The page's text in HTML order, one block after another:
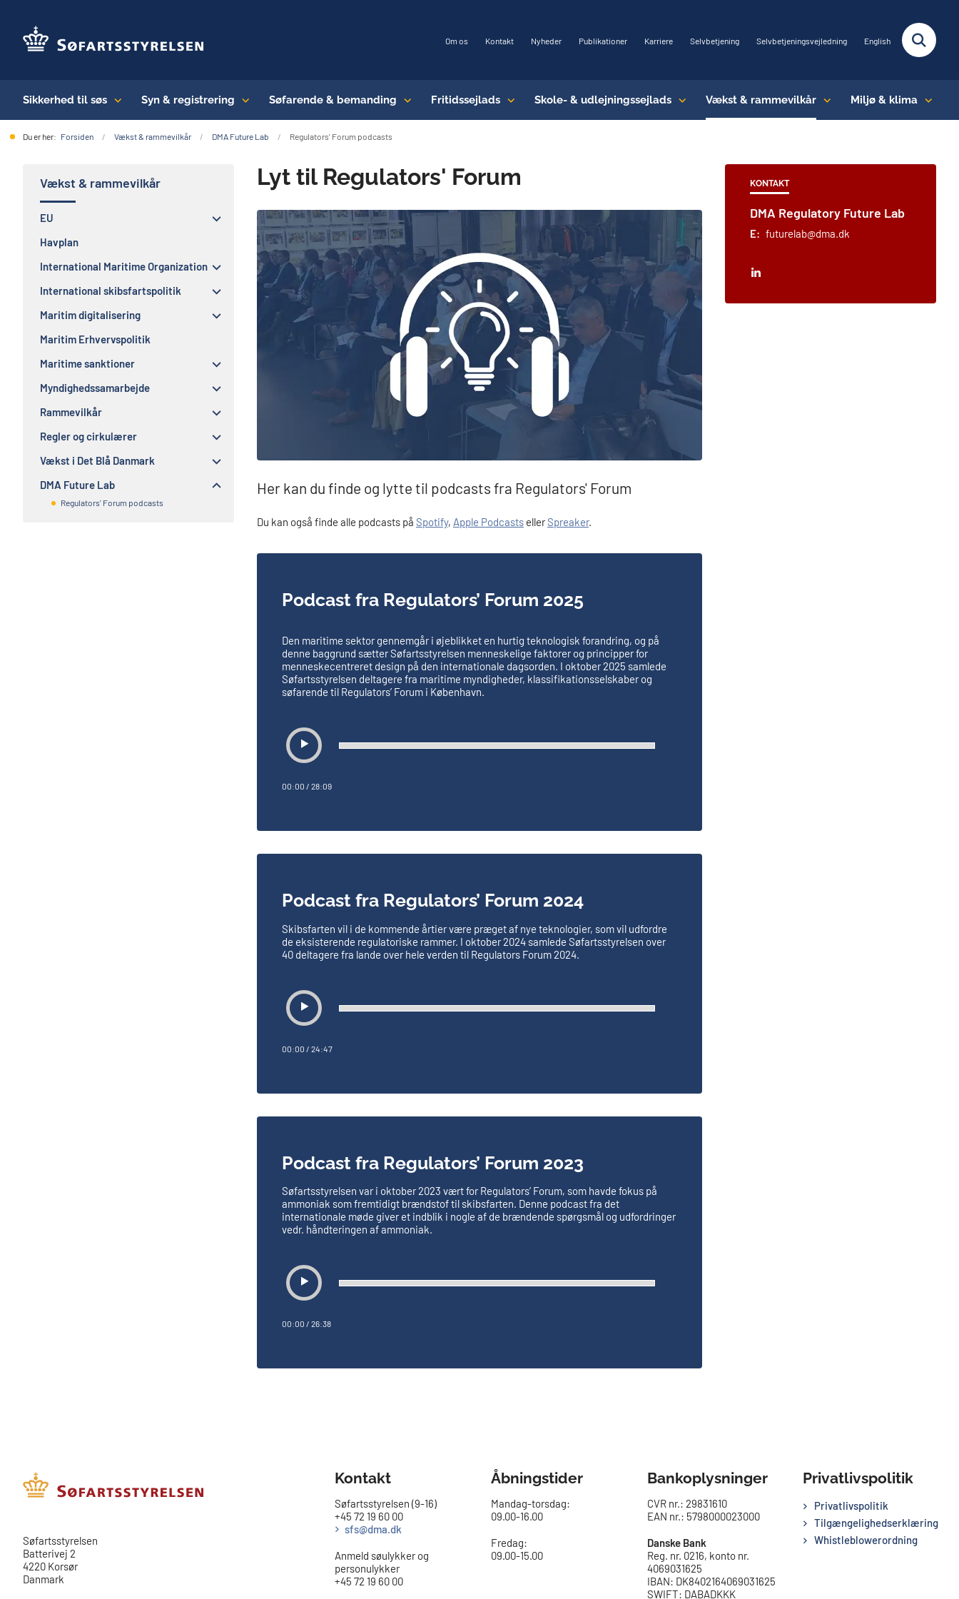
Om os Kontakt Nyheder Publikationer Karriere Selvbetjening Selvbetjeningsvejledning English
Sikkerhed til søs Syn & registrering Søfarende & bemanding Fritidssejlads Skole- & udlejningssejlads Vækst & rammevilkår Miljø & klima
Du er her: Forsiden Vækst & rammevilkår DMA Future Lab Regulators' Forum podcasts
Vækst & rammevilkår
EU
Havplan
International Maritime Organization
International skibsfartspolitik
Maritim digitalisering
Maritim Erhvervspolitik
Maritime sanktioner
Myndighedssamarbejde
Rammevilkår
Regler og cirkulærer
Vækst i Det Blå Danmark
DMA Future Lab
Regulators' Forum podcasts
Lyt til Regulators' Forum
Her kan du finde og lytte til podcasts fra Regulators' Forum
Du kan også finde alle podcasts på Spotify, Apple Podcasts ellerSpreaker.
Podcast fra Regulators’ Forum 2025
Den maritime sektor gennemgår i øjeblikket en hurtig teknologisk forandring, og på
denne baggrund sætter Søfartsstyrelsen menneskelige faktorer og principper for
menneskecentreret design på den internationale dagsorden. I oktober 2025 samlede
Søfartsstyrelsen deltagere fra maritime myndigheder, klassifikationsselskaber og
søfarende til Regulators’ Forum i København.
00:00 / 28:09
Podcast fra Regulators’ Forum 2024
Skibsfarten vil i de kommende årtier være præget af nye teknologier, som vil udfordre
de eksisterende regulatoriske rammer. I oktober 2024 samlede Søfartsstyrelsen over
40 deltagere fra lande over hele verden til Regulators Forum 2024.
00:00 / 24:47
Podcast fra Regulators’ Forum 2023
Søfartsstyrelsen var i oktober 2023 vært for Regulators’ Forum, som havde fokus på
ammoniak som fremtidigt brændstof til skibsfarten. Denne podcast fra det
internationale møde giver et indblik i nogle af de brændende spørgsmål og udfordringer
vedr. håndteringen af ammoniak.
00:00 / 26:38
KONTAKT
DMA Regulatory Future Lab
E: futurelab@dma.dk
​​Søfartsstyrelsen
Batterivej 2
4220 Korsør
Danmark
Kontakt
Søfartsstyrelsen (9-16)
+45 72 19 60 00
sfs@dma.dk
Anmeld søulykker og
personulykker
+45 72 19 60 00
Åbningstider
Mandag-torsdag:
09.00-16.00​
Fredag:
09.00-15.00
Bankoplysninger
CVR nr.: 29831610
EAN nr.: 5798000023000
Danske Bank
Reg. nr. 0216, konto nr.
4069031625
IBAN: DK8402164069031625
SWIFT: DABADKKK
Privatlivspolitik
Privatlivspolitik
Tilgængelighedserklæring
Whistleblowerordning